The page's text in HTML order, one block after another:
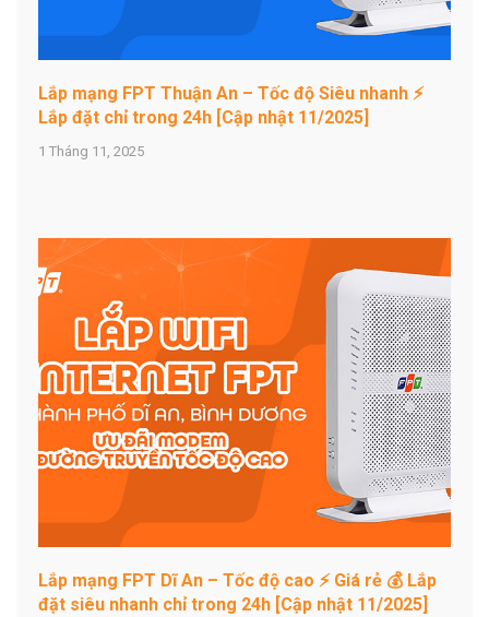
Lắp mạng FPT Thuận An – Tốc độ Siêu nhanh ⚡
Lắp đặt chỉ trong 24h [Cập nhật 11/2025]
1 Tháng 11, 2025
Lắp mạng FPT Dĩ An – Tốc độ cao ⚡ Giá rẻ 💰 Lắp
đặt siêu nhanh chỉ trong 24h [Cập nhật 11/2025]